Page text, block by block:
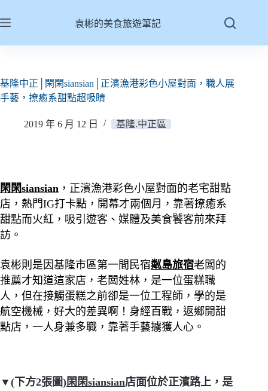
至
容
袁彬的美食旅遊筆記
基隆中正│閑閑siansian│正濱漁港彩色小屋對面，職人展
手藝，撩癒系甜點超吸睛
2019 年 6 月 12 日 基隆.中正區
閑閑siansian ，正濱漁港彩色小屋對面的老宅甜點
店，熱門IG打卡點，開幕才兩個月，靠著撩癒系
甜點而火紅，吸引遊客、媒體及美食饕客前來拜
訪。
袁彬則是因基隆市區第一間民宿粼島旅宿老闆的
推薦才知道這家店，老闆姓林，是一位蛋糕職
人，但在接觸蛋糕之前卻是一位工程師，學的是
航空機械，好大的差異啊！身經百戰，返鄉開甜
點店，一人身兼多職，靠著手藝擄獲人心。
▼(下方2張圖)閑閑siansian店面位於正濱路上，是